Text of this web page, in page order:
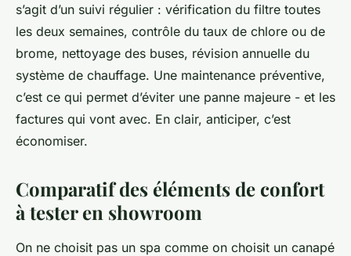
s’agit d’un suivi régulier : vérification du filtre toutes
les deux semaines, contrôle du taux de chlore ou de
brome, nettoyage des buses, révision annuelle du
système de chauffage. Une maintenance préventive,
c’est ce qui permet d’éviter une panne majeure - et les
factures qui vont avec. En clair, anticiper, c’est
économiser.
Comparatif des éléments de confort
à tester en showroom
On ne choisit pas un spa comme on choisit un canapé